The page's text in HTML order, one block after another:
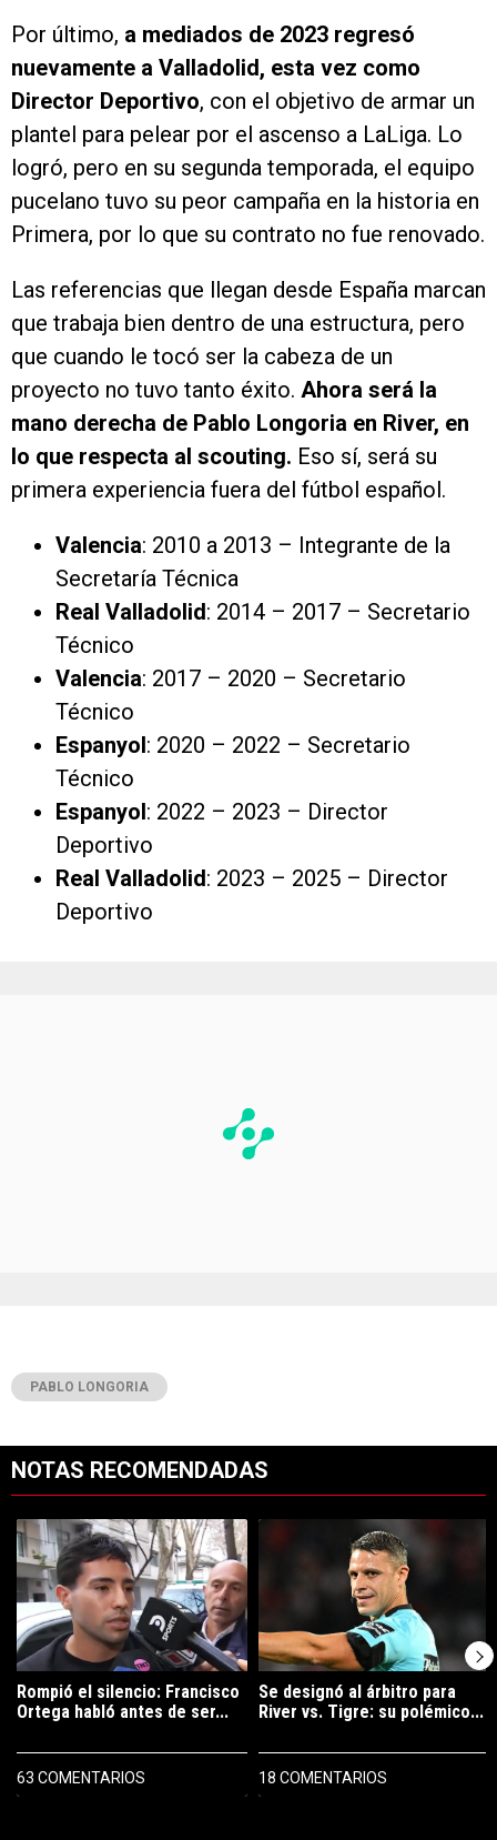
Por último, a mediados de 2023 regresó
nuevamente a Valladolid, esta vez como
Director Deportivo, con el objetivo de armar un
plantel para pelear por el ascenso a LaLiga. Lo
logró, pero en su segunda temporada, el equipo
pucelano tuvo su peor campaña en la historia en
Primera, por lo que su contrato no fue renovado.
Las referencias que llegan desde España marcan
que trabaja bien dentro de una estructura, pero
que cuando le tocó ser la cabeza de un
proyecto no tuvo tanto éxito. Ahora será la
mano derecha de Pablo Longoria en River, en
lo que respecta al scouting. Eso sí, será su
primera experiencia fuera del fútbol español.
Valencia: 2010 a 2013 – Integrante de la
Secretaría Técnica
Real Valladolid: 2014 – 2017 – Secretario
Técnico
Valencia: 2017 – 2020 – Secretario
Técnico
Espanyol: 2020 – 2022 – Secretario
Técnico
Espanyol: 2022 – 2023 – Director
Deportivo
Real Valladolid: 2023 – 2025 – Director
Deportivo
PABLO LONGORIA
NOTAS RECOMENDADAS
Un artículo de tendencia con el título "Rompió el silencio: Francisco
Rompió el silencio: Francisco
Ortega habló antes de ser...
63 COMENTARIOS
Un artículo de tendencia con el
Se designó al árbitro para
River vs. Tigre: su polémico...
18 COMENTARIOS